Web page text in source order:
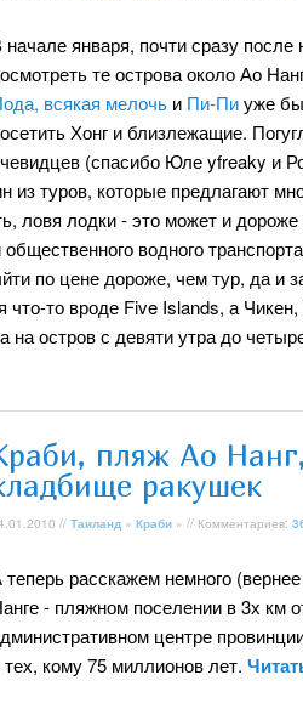
начале января, почти сразу
те острова около Ао
всякая мелочь и Пи-Пиуже
Хонг и близлежащие.
(спасибо Юле yfreaky и
из туров, которые предлагают
ловя лодки - это может и дороже
водного
по цене дороже, чем тур, да и
что-то вроде Five Islands, а
на остров с девяти утра до
пляж Ао
ракушек
// Таиланд » Краби » // Комментариев:
теперь расскажем немного
- пляжном поселении в 3х км
центре
тех, кому 75 миллионов лет.